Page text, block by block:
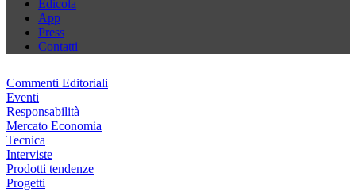
Edicola
App
Press
Contatti
Commenti Editoriali
Eventi
Responsabilità
Mercato Economia
Tecnica
Interviste
Prodotti tendenze
Progetti